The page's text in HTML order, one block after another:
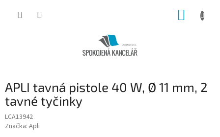
APLI tavná pistole 40 W, Ø 11 mm, 2
tavné tyčinky
LCA13942
Značka: Apli